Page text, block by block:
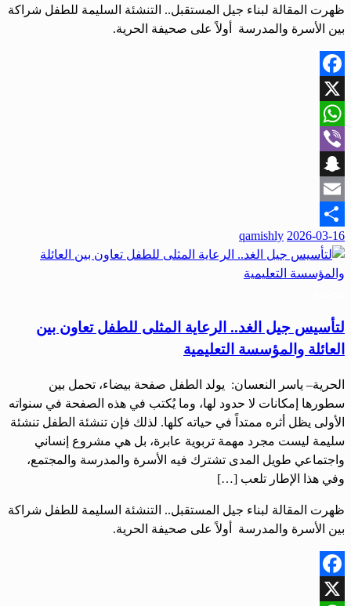
ظهرت المقالة لبناء جيل المستقبل.. التنشئة السليمة للطفل شراكة
بين الأسرة والمدرسة أولاً على صحيفة الحرية.
Facebook
X
WhatsApp
Viber
Snapchat
Email
Share
نُشر
في
2026-03-16
qamishly
لتأسيس جيل الغد.. الرعاية المثلى للطفل تعاون بين
العائلة والمؤسسة التعليمية
الحرية– ياسر النعسان: يولد الطفل صفحة بيضاء، تحمل بين
سطورها إمكانات لا حدود لها، وما يُكتب في هذه الصفحة في سنواته
الأولى يظل أثره ممتداً في حياته كلها. لذلك فإن تنشئة الطفل تنشئة
سليمة ليست مجرد مهمة تربوية عابرة، بل هي مشروع إنساني
واجتماعي طويل المدى تشترك فيه الأسرة والمدرسة والمجتمع،
وفي هذا الإطار تلعب […]
ظهرت المقالة لبناء جيل المستقبل.. التنشئة السليمة للطفل شراكة
بين الأسرة والمدرسة أولاً على صحيفة الحرية.
Facebook